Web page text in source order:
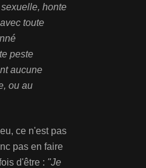
honte
toute
peste
aucune
ou au
ce n'est pas
pas en faire
d'être : "Je